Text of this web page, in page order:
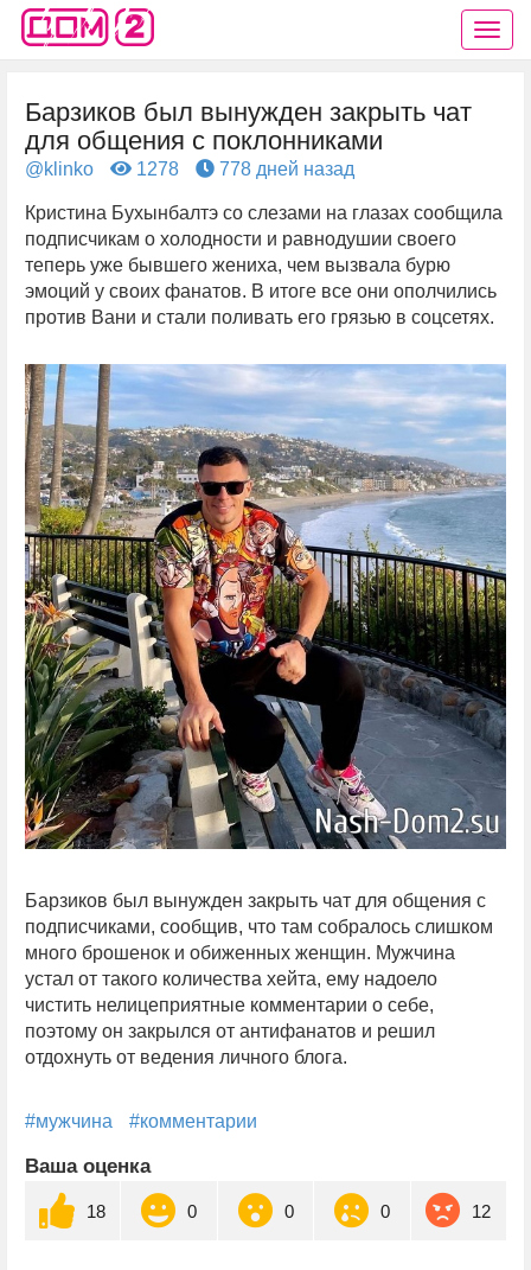
Барзиков был вынужден закрыть чат
для общения с поклонниками
@klinko 1278 778 дней назад
Кристина Бухынбалтэ со слезами на глазах сообщила
подписчикам о холодности и равнодушии своего
теперь уже бывшего жениха, чем вызвала бурю
эмоций у своих фанатов. В итоге все они ополчились
против Вани и стали поливать его грязью в соцсетях.
Барзиков был вынужден закрыть чат для общения с
подписчиками, сообщив, что там собралось слишком
много брошенок и обиженных женщин. Мужчина
устал от такого количества хейта, ему надоело
чистить нелицеприятные комментарии о себе,
поэтому он закрылся от антифанатов и решил
отдохнуть от ведения личного блога.
#мужчина #комментарии
Ваша оценка
18 0 0 0 12